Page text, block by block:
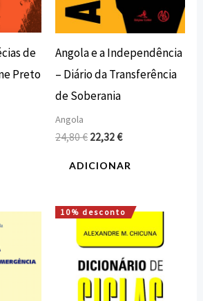
de
Preto
Angola e a Independência
– Diário da Transferência
de Soberania
Angola
24,80€ 22,32€
ADICIONAR
10% desconto
O
preço
original
era:
5,00 €.
O
preço
atual
é:
4,50 €.